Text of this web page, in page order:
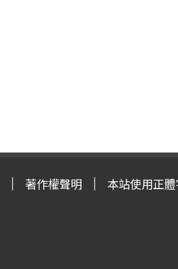
著作權聲明 本站使用正